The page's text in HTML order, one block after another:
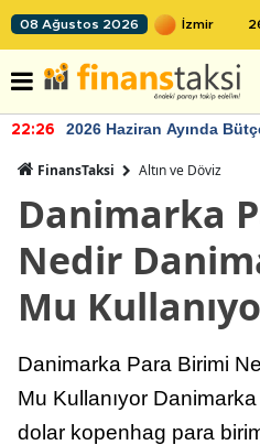
08 Ağustos 2026
22:26 2026 Haziran Ayında
FinansTaksi Altın ve Döviz
Danimarka
Nedir
Mu
Danimarka Para Birimi
Mu Kullanıyor
dolar kopenhag para